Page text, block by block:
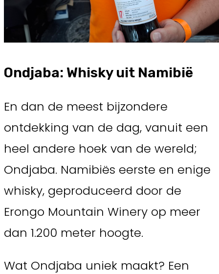
Ondjaba: Whisky uit Namibië
En dan de meest bijzondere
ontdekking van de dag, vanuit een
heel andere hoek van de wereld;
Ondjaba. Namibiës eerste en enige
whisky, geproduceerd door de
Erongo Mountain Winery op meer
dan 1.200 meter hoogte.
Wat Ondjaba uniek maakt? Een